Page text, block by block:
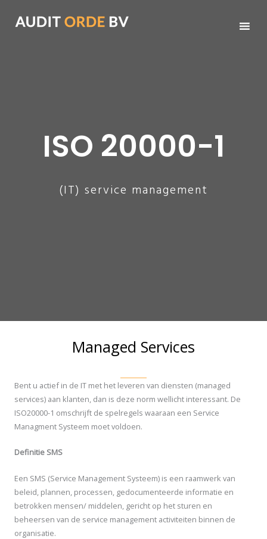
ISO 20000-1
(IT) service management
Managed Services
Bent u actief in de IT met het leveren van diensten (managed
services) aan klanten, dan is deze norm wellicht interessant. De
ISO20000-1 omschrijft de spelregels waaraan een Service
Managment Systeem moet voldoen.
Definitie SMS
Een SMS (Service Management Systeem) is een raamwerk van
beleid, plannen, processen, gedocumenteerde informatie en
betrokken mensen/ middelen, gericht op het sturen en
beheersen van de service management activiteiten binnen de
organisatie.